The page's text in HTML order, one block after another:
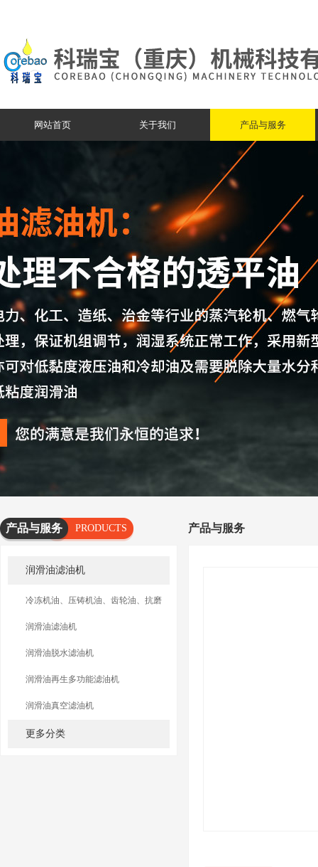
网站首页 关于我们 产品与服务
产品与服务
PRODUCTS
SERVICES
润滑油滤油机
冷冻机油、压铸机油、齿轮油、抗磨
油滤油机润滑油滤油机
润滑油脱水滤油机
润滑油再生多功能滤油机
润滑油真空滤油机
更多分类
产品与服务